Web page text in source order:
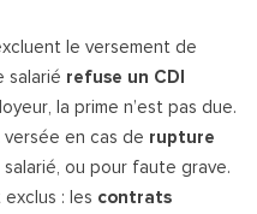
le versement de
salarié refuse un CDI
la prime n’est pas due.
versée en cas de rupture
salarié, ou pour faute grave.
: les contrats